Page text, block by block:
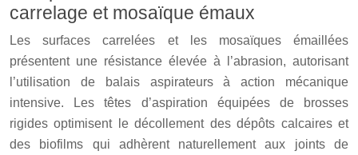
carrelage et mosaïque émaux
Les surfaces carrelées et les mosaïques émaillées
présentent une résistance élevée à l’abrasion, autorisant
l’utilisation de balais aspirateurs à action mécanique
intensive. Les têtes d’aspiration équipées de brosses
rigides optimisent le décollement des dépôts calcaires et
des biofilms qui adhèrent naturellement aux joints de